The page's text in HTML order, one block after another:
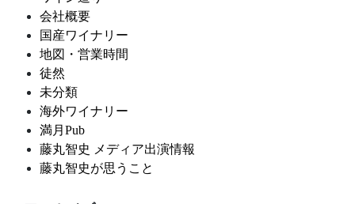
会社概要
国産ワイナリー
地図・営業時間
徒然
未分類
海外ワイナリー
満月Pub
藤丸智史 メディア出演情報
藤丸智史が思うこと